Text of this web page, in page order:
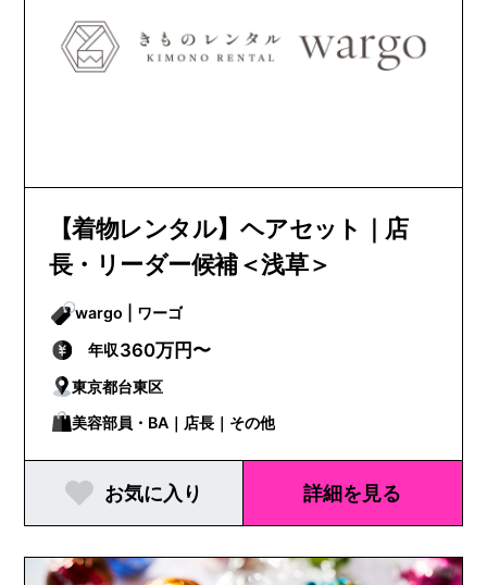
【着物レンタル】ヘアセット｜店
長・リーダー候補＜浅草＞
wargo | ワーゴ
年収360万円〜
東京都台東区
美容部員・BA｜店長｜その他
お気に入り 詳細を見る